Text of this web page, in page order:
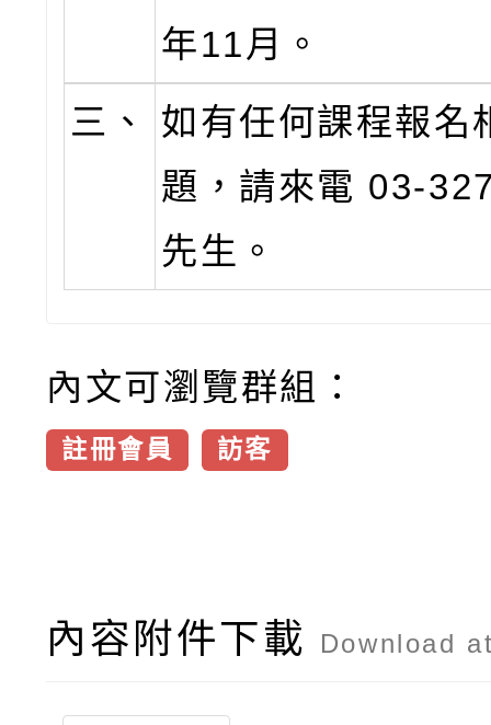
年11月。
三、
如有任何課程報名
題，請來電 03-
先生。
內文可瀏覽群組：
註冊會員 訪客
內容附件下載 Download